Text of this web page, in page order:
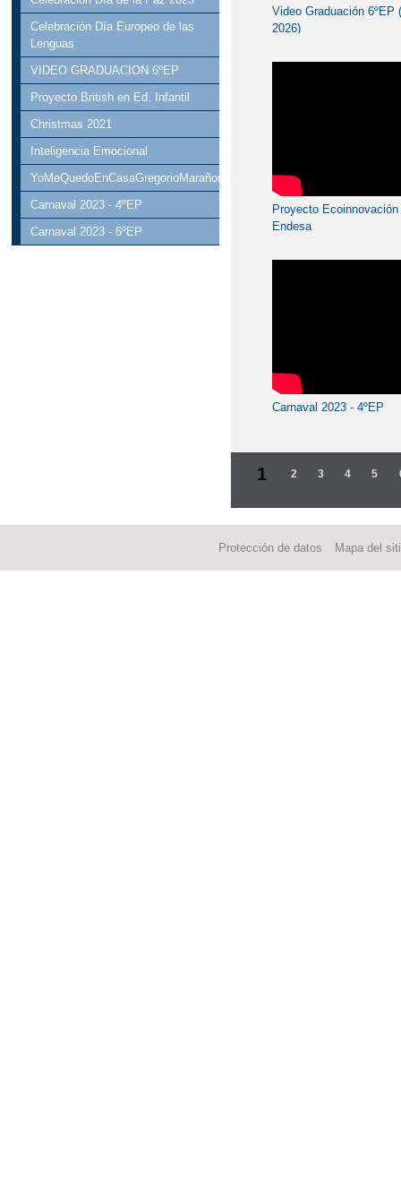
Celebración Día Europeo de las
Lenguas
VIDEO GRADUACION 6ºEP
Proyecto British en Ed. Infantil
Christmas 2021
Inteligencia Emocional
YoMeQuedoEnCasaGregorioMarañon
Carnaval 2023 - 4ºEP
Carnaval 2023 - 6ºEP
Video Graduación 6ºEP
2026)
Proyecto Ecoinnovación
Endesa
Carnaval 2023 - 4ºEP
1 2 3 4 5
Protección de datos Mapa del